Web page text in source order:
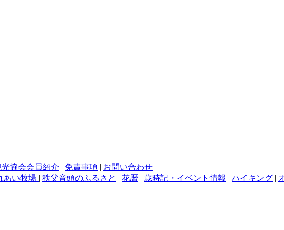
光協会会員紹介 免責事項
お問い合わせ
あい牧場 秩父音頭のふるさと 花暦 歳時記・イベント情報 ハイキング